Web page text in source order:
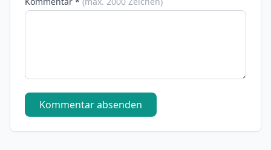
Kommentar absenden